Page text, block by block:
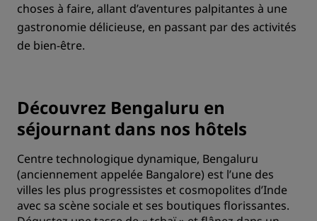
choses à faire, allant d’aventures palpitantes à une
gastronomie délicieuse, en passant par des activités
de bien-être.
Découvrez Bengaluru en
séjournant dans nos hôtels
Centre technologique dynamique, Bengaluru
(anciennement appelée Bangalore) est l’une des
villes les plus progressistes et cosmopolites d’Inde
avec sa scène sociale et ses boutiques florissantes.